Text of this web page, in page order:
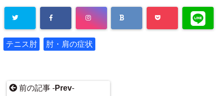
テニス肘 肘・肩の症状
前の記事 -Prev-